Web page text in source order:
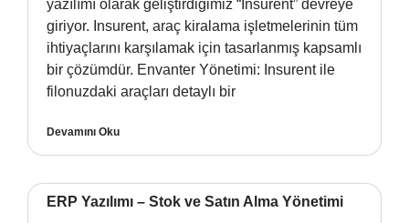
yazılımı olarak geliştirdiğimiz “Insurent” devreye
giriyor. Insurent, araç kiralama işletmelerinin tüm
ihtiyaçlarını karşılamak için tasarlanmış kapsamlı
bir çözümdür. Envanter Yönetimi: Insurent ile
filonuzdaki araçları detaylı bir
Devamını Oku
ERP Yazılımı – Stok ve Satın Alma Yönetimi